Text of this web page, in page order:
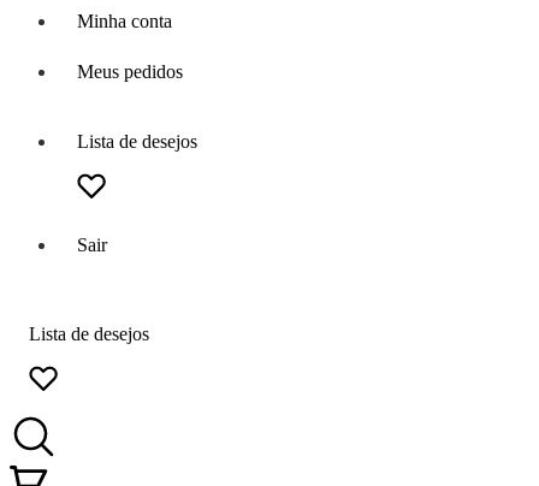
Minha conta
Meus pedidos
Lista de desejos
Sair
Lista de desejos